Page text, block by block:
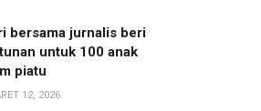
bersama jurnalis beri
untuk 100 anak
piatu
12, 2026